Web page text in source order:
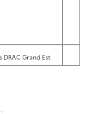
DRAC Grand Est